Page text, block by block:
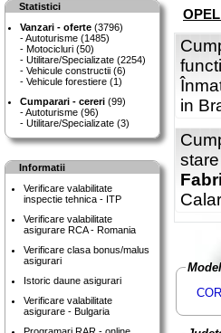
Statistici
Vanzari - oferte (3796)
Autoturisme (1485)
Motocicluri (50)
Utilitare/Specializate (2254)
Vehicule constructii (6)
Vehicule forestiere (1)
Cumparari - cereri (99)
Autoturisme (96)
Utilitare/Specializate (3)
Informatii
Verificare valabilitate
inspectie tehnica - ITP
Verificare valabilitate
asigurare RCA - Romania
Verificare clasa bonus/malus
asigurari
Istoric daune asigurari
Verificare valabilitate
asigurare - Bulgaria
in